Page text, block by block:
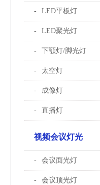
LED平板灯
LED聚光灯
下颚灯/脚光灯
太空灯
成像灯
直播灯
视频会议灯光
会议面光灯
会议顶光灯